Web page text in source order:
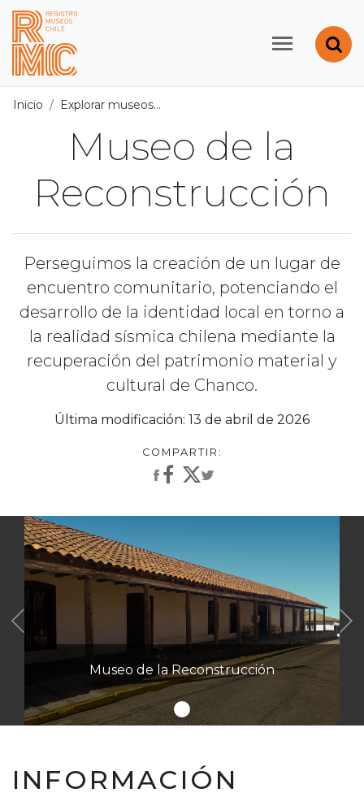
Contenido principal
Registro de Museos
Inicio Explorar museos
Museo de la
Reconstrucción
Perseguimos la creación de un lugar de
encuentro comunitario, potenciando el
desarrollo de la identidad local en torno a
la realidad sísmica chilena mediante la
recuperación del patrimonio material y
cultural de Chanco.
Última modificación: 13 de abril de 2026
Museo de la Reconstrucción
Anterior
INFORMACIÓN